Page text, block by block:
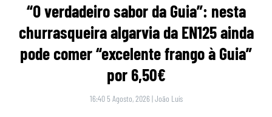
“O verdadeiro sabor da Guia”: nesta
churrasqueira algarvia da EN125 ainda
pode comer “excelente frango à Guia”
por 6,50€
16:40 5 Agosto, 2026 |João Luís